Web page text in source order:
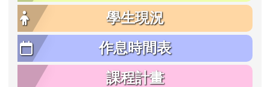
學生現況
作息時間表
課程計畫